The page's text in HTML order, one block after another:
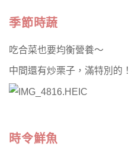
季節時蔬
吃合菜也要均衡營養～
中間還有炒栗子，滿特別的！
時令鮮魚